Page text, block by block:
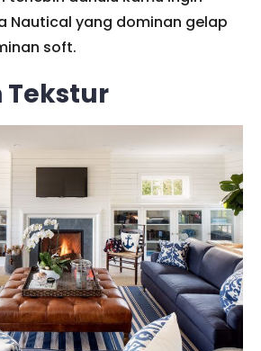
Nautical yang dominan gelap
soft.
Tekstur